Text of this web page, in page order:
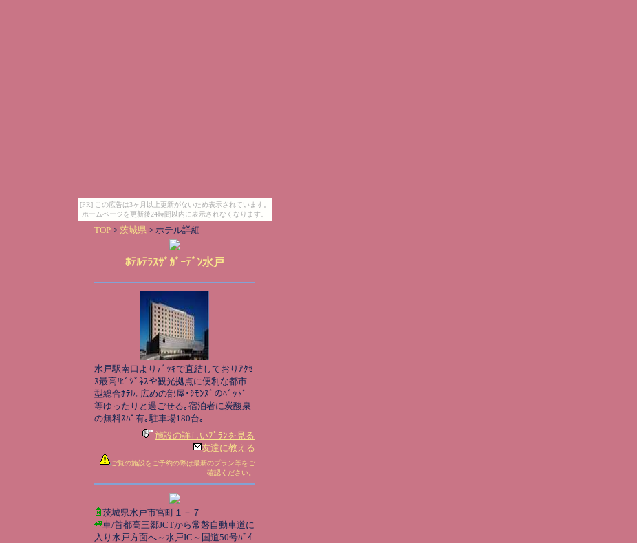
[PR] この広告は3ヶ月以上更新がないため表示されています。
ホームページを更新後24時間以内に表示されなくなります。
TOP > 茨城県 > ホテル詳細
ﾎﾃﾙﾃﾗｽｻﾞｶﾞｰﾃﾞﾝ水戸
水戸駅南口よりﾃﾞｯｷで直結しておりｱｸｾ
ｽ最高!ﾋﾞｼﾞﾈｽや観光拠点に便利な都市
型総合ﾎﾃﾙ｡広めの部屋･ｼﾓﾝｽﾞのﾍﾞｯﾄﾞ
等ゆったりと過ごせる｡宿泊者に炭酸泉
の無料ｽﾊﾟ有｡駐車場180台｡
施設の詳しいﾌﾟﾗﾝを見る
友達に教える
ご覧の施設をご予約の際は最新のプラン等をご
確認ください。
茨城県水戸市宮町１－７
車/首都高三郷JCTから常磐自動車道に
入り水戸方面へ～水戸IC～国道50号ﾊﾞｲ